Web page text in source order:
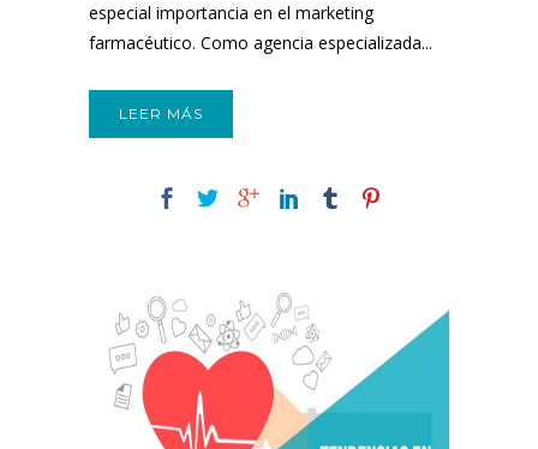
especial importancia en el marketing
farmacéutico. Como agencia especializada...
LEER MÁS